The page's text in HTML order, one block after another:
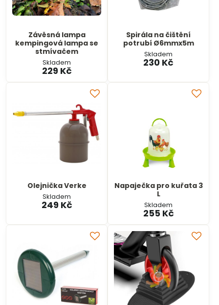
Závěsná lampa
kempingová lampa se
stmívačem
Skladem
229 Kč
Spirála na čištění
potrubí Ø6mmx5m
Skladem
230 Kč
Olejnička Verke
Skladem
249 Kč
Napaječka pro kuřata 3
L
Skladem
255 Kč